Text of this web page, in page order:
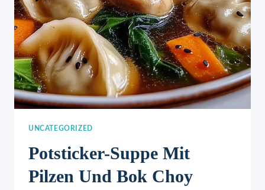
UNCATEGORIZED
Potsticker-Suppe Mit
Pilzen Und Bok Choy